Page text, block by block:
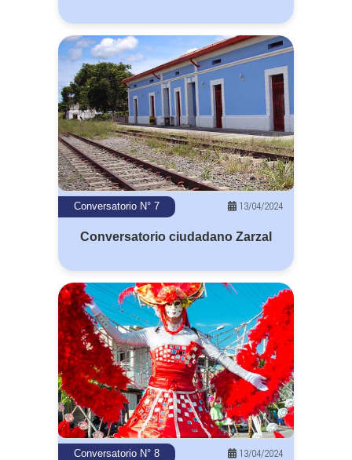
Conversatorio N° 7 13/04/2024
Conversatorio ciudadano Zarzal
Conversatorio N° 8 13/04/2024